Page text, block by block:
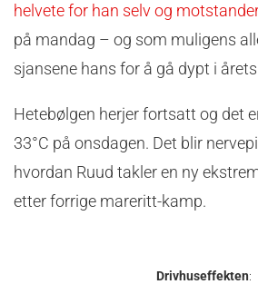
helvete for han selv og
på mandag – og som muligens
sjansene hans for å gå dypt i
Hetebølgen herjer fortsatt og det
33°C på onsdagen. Det blir
hvordan Ruud takler en ny
etter forrige mareritt-kamp.
Drivhuseffekten: